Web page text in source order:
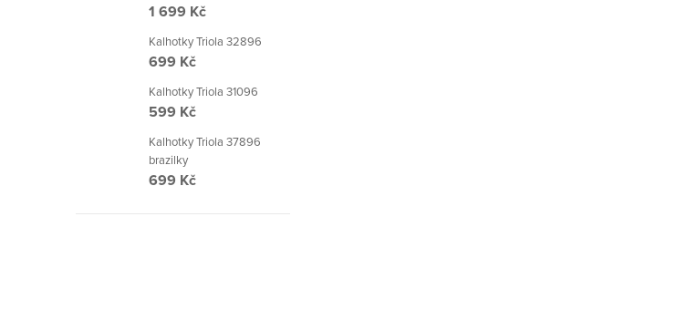
1 699 Kč
Kalhotky Triola 32896
699 Kč
Kalhotky Triola 31096
599 Kč
Kalhotky Triola 37896
brazilky
699 Kč